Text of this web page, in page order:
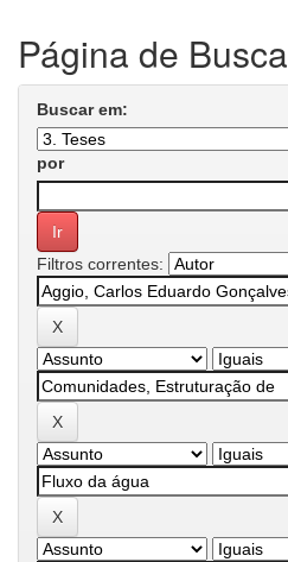
Página de Busca
Buscar em:
por
Filtros correntes: